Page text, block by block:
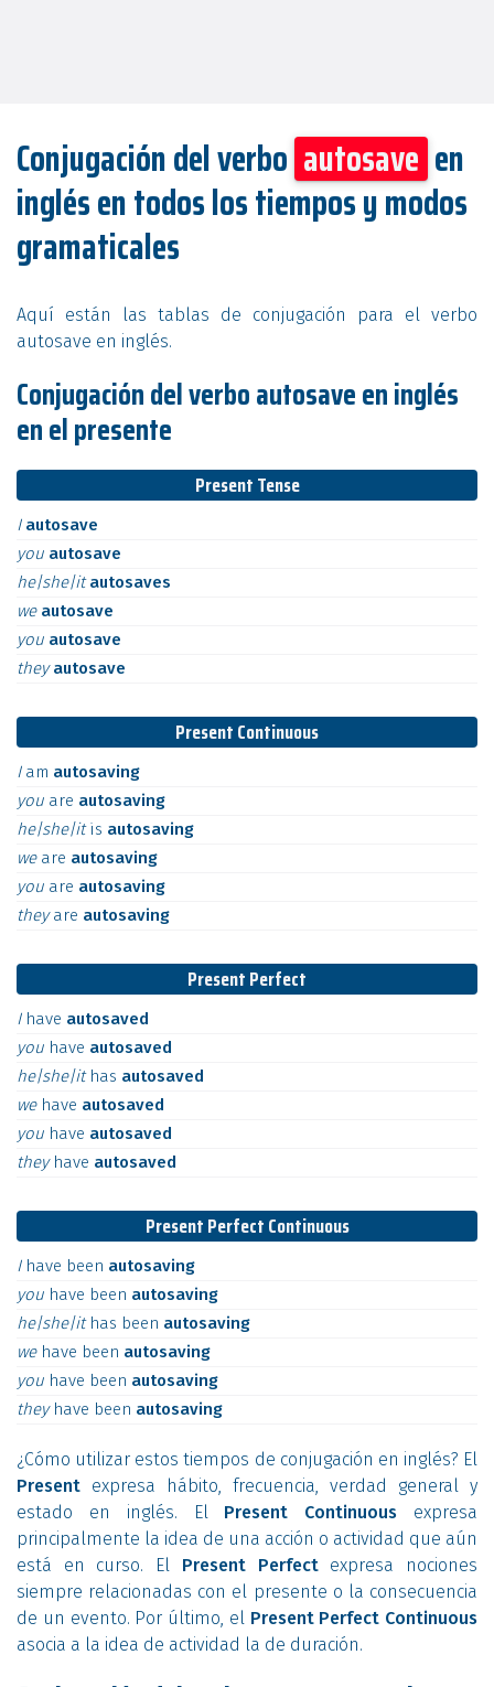
Conjugación del verbo autosave en
inglés en todos los tiempos y modos
gramaticales
Aquí están las tablas de conjugación para el verbo
autosave en inglés.
Conjugación del verbo autosave en inglés
en el presente
Present Tense
I autosave
you autosave
he|she|itautosaves
we autosave
you autosave
theyautosave
Present Continuous
I am autosaving
you are autosaving
he|she|itis autosaving
we are autosaving
you are autosaving
theyare autosaving
Present Perfect
I have autosaved
you have autosaved
he|she|it has autosaved
we have autosaved
you have autosaved
they have autosaved
Present Perfect Continuous
I have been autosaving
you have been autosaving
he|she|it has been autosaving
we have been autosaving
you have been autosaving
they have been autosaving
¿Cómo utilizar estos tiempos de conjugación en inglés? El
Present expresa hábito, frecuencia, verdad general y
estado en inglés. El Present Continuous expresa
principalmente la idea de una acción o actividad que aún
está en curso. El Present Perfectexpresa nociones
siempre relacionadas con el presente o la consecuencia
de un evento. Por último, el Present Perfect Continuous
asocia a la idea de actividad la de duración.